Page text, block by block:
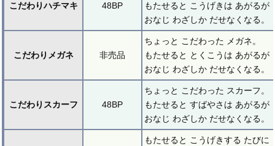
こだわりハチマキ 48BP
もたせると こうげきは あがるが
おなじ わざしか だせなくなる。
こだわりメガネ 非売品
ちょっと こだわった メガネ。
もたせると とくこうは あがるが
おなじ わざしか だせなくなる。
こだわりスカーフ 48BP
ちょっと こだわった スカーフ。
もたせると すばやさは あがるが
おなじ わざしか だせなくなる。
もたせると こうげきする たびに